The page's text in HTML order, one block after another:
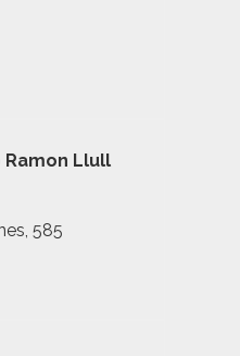
Llull
585